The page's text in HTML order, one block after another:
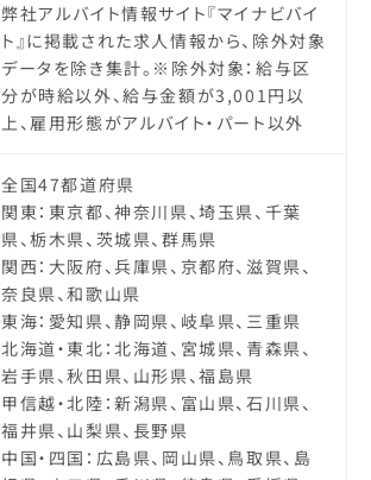
弊社アルバイト情報サイト『マイナビバイ
ト』に掲載された求人情報から、除外対象
データを除き集計。※除外対象：給与区
分が時給以外、給与金額が3,001円以
上、雇用形態がアルバイト・パート以外
全国47都道府県
関東：東京都、神奈川県、埼玉県、千葉
県、栃木県、茨城県、群馬県
関西：大阪府、兵庫県、京都府、滋賀県、
奈良県、和歌山県
東海：愛知県、静岡県、岐阜県、三重県
北海道・東北：北海道、宮城県、青森県、
岩手県、秋田県、山形県、福島県
甲信越・北陸：新潟県、富山県、石川県、
福井県、山梨県、長野県
中国・四国：広島県、岡山県、鳥取県、島